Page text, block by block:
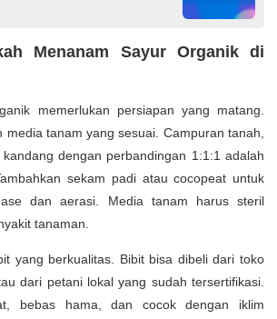
Menanam Sayur Organik di
memerlukan persiapan yang matang.
media tanam yang sesuai. Campuran tanah,
dengan perbandingan 1:1:1 adalah
sekam padi atau cocopeat untuk
dan aerasi. Media tanam harus steril
tanaman.
yang berkualitas. Bibit bisa dibeli dari toko
dari petani lokal yang sudah tersertifikasi.
bebas hama, dan cocok dengan iklim